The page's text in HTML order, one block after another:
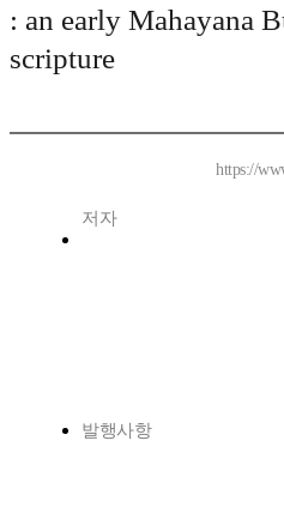
: an early Mahayana
scripture
https://
저자
발행사항